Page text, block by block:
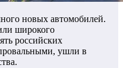
новых автомобилей.
широкого
российских
ушли в